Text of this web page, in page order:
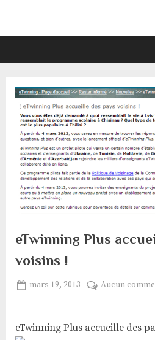
eTwinning Plus
voisins !
Posted
mars 19, 2013
Wajih
Aucun
eTwinning Plus accueille des